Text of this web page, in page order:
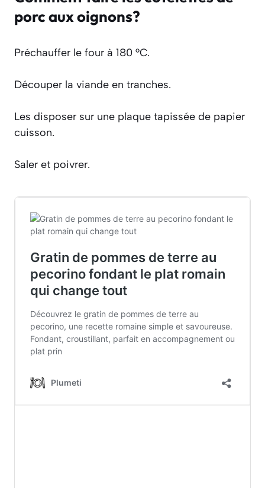
porc aux oignons?
Préchauffer le four à 180 °C.
Découper la viande en tranches.
Les disposer sur une plaque tapissée de papier
cuisson.
Saler et poivrer.